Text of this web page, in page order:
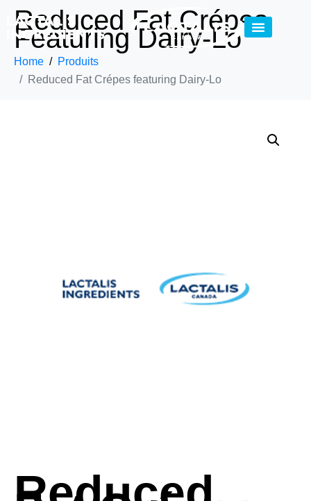
Reduced Fat Crépes
Featuring Dairy-Lo
Home
Produits
Reduced Fat Crépes featuring Dairy-Lo